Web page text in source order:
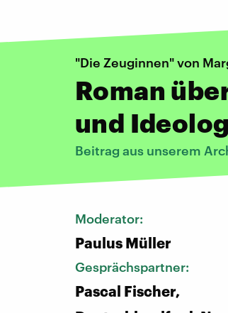
"Die Zeuginnen" von
Roman
und
Beitrag aus unserem
Moderator:
Paulus Müller
Gesprächspartner:
Pascal Fischer,